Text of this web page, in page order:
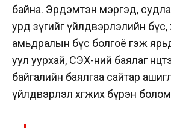
байна. Эрдэмтэн мэргэд,
урд зүгийг үйлдвэрлэлийн бүс,
амьдралын бүс болгоё гэж
уул уурхай, СЭХ-ний баялаг
байгалийн баялгаа сайтар
үйлдвэрлэл хөгжих бүрэн